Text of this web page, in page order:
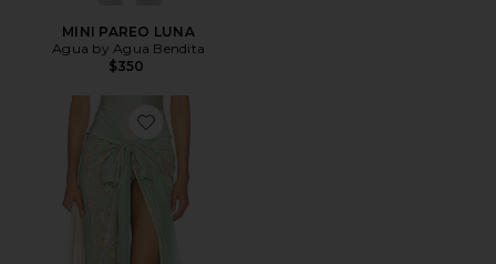
MINI PAREO LUNA
Agua by Agua Bendita
$350
Favorite Lavanda Pareo